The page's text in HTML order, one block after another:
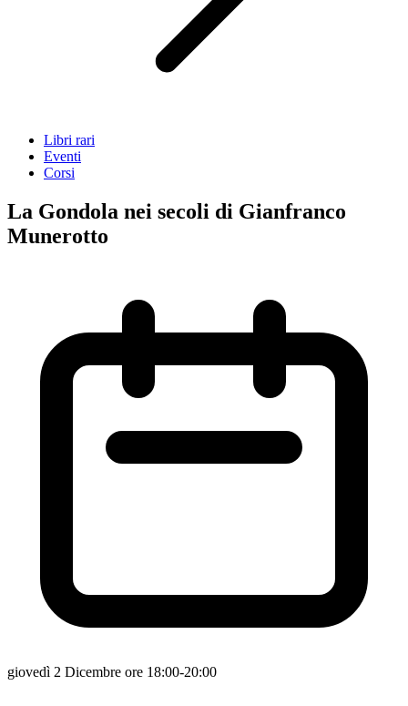
Libri rari
Eventi
Corsi
La Gondola nei secoli di Gianfranco
Munerotto
giovedì 2 Dicembre ore 18:00-20:00